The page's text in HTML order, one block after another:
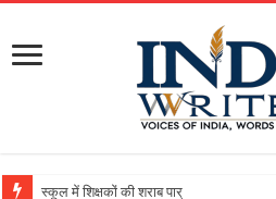
स्कूल में शिक्षकों की शराब पार्टी का वीडियो